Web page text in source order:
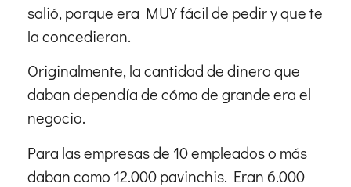
salió, porque era MUY fácil de pedir y que te
la concedieran.
Originalmente, la cantidad de dinero que
daban dependía de cómo de grande era el
negocio.
Para las empresas de 10 empleados o más
daban como 12.000 pavinchis. Eran 6.000